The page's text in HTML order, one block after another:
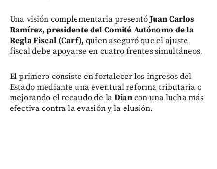
Una visión complementaria presentóJuan Carlos
Ramírez, presidente del Comité Autónomo de la
Regla Fiscal (Carf), quien aseguró que el ajuste
fiscal debe apoyarse en cuatro frentes simultáneos.
El primero consiste en fortalecer los ingresos del
Estado mediante una eventual reforma tributaria o
mejorando el recaudo de laDiancon una lucha más
efectiva contra la evasión y la elusión.